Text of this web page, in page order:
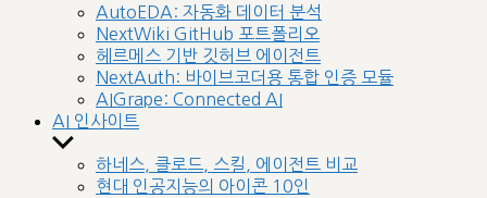
AutoEDA: 자동화 데이터 분석
NextWiki GitHub 포트폴리오
헤르메스 기반 깃허브 에이전트
NextAuth: 바이브코더용 통합 인증 모듈
AIGrape: Connected AI
AI 인사이트
Show
sub
menu
하네스, 클로드, 스킬, 에이전트 비교
현대 인공지능의 아이콘 10인